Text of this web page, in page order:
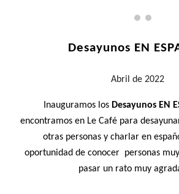
Desayunos EN
Abril de 2022
Inauguramos los Desayunos EN
encontramos en Le Café para
otras personas y charlar en
oportunidad de conocer personas
pasar un rato muy